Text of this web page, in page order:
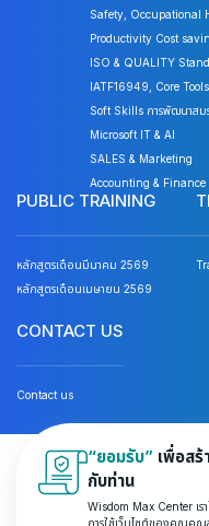
Safety, Occupational
Productivity Cost
ISO & QUALITY
IATF16949, Core
Soft Skills การพัฒนาสม
Microsoft IT & AI
SALES & Marketing
Accounting & Finance
PUBLIC TRAINING
หลักสูตรเดือนมีนาคม 2569
หลักสูตรเดือนเมษายน 2569
CONTACT US
Contact us
© 2026 Wisdom Max
“ยอมรับ” เพื่อสร้
กับท่าน
Wisdom Max Center เ
การใช้เว็บไซต์ของคุณคุณ